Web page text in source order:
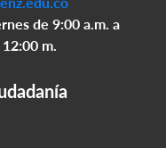
de 9:00 a.m. a
m.